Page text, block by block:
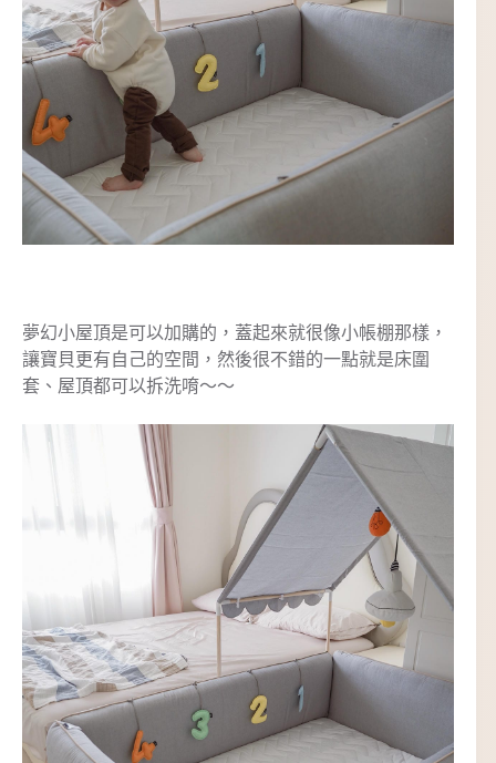
夢幻小屋頂是可以加購的，蓋起來就很像小帳棚那樣，
讓寶貝更有自己的空間，然後很不錯的一點就是床圍
套、屋頂都可以拆洗唷～～